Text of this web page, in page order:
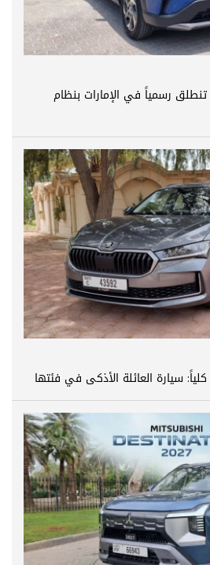
سوزوكي أكروس 2026 تنطلق رسمياً في الإمارات بنظام
سيارة العائلة الأذكى في فئتها